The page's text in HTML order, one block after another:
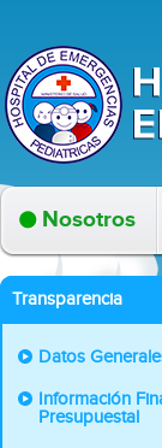
Nosotros
Transparencia
Datos
Información
Presupuestal